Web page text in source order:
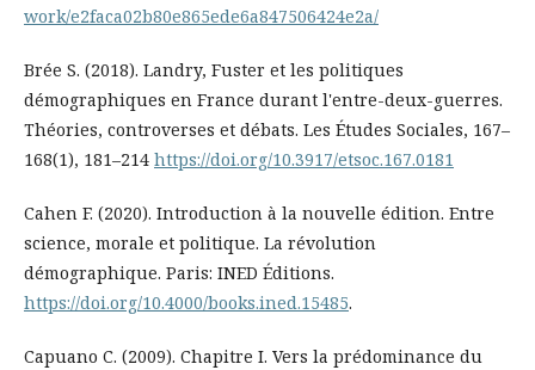
work/e2faca02b80e865ede6a847506424e2a/
Brée S. (2018). Landry, Fuster et les politiques
démographiques en France durant l'entre-deux-guerres.
Théories, controverses et débats. Les Études Sociales, 167–
168(1), 181–214 https://doi.org/10.3917/etsoc.167.0181
Cahen F. (2020). Introduction à la nouvelle édition. Entre
science, morale et politique. La révolution
démographique. Paris: INED Éditions.
https://doi.org/10.4000/books.ined.15485.
Capuano C. (2009). Chapitre I. Vers la prédominance du